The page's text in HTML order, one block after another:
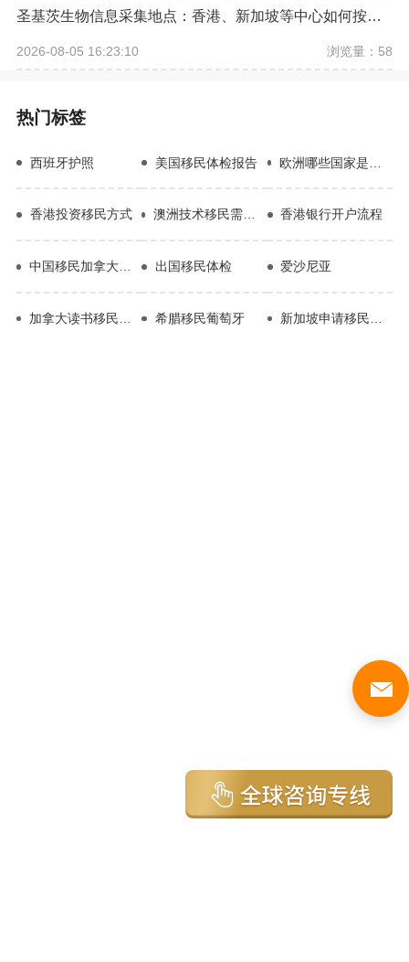
圣基茨生物信息采集地点：香港、新加坡等中心如何按官网预约
2026-08-05 16:23:10 浏览量：58
热门标签
西班牙护照 美国移民体检报告
香港投资移民方式 澳洲技术移民需要什么条件 香港银行开户流程
中国移民加拿大多少人 出国移民体检 爱沙尼亚
希腊移民葡萄牙